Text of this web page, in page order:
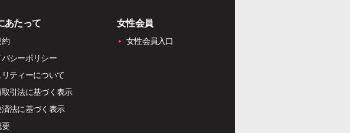
あたって
約
バシーポリシー
リティーについて
引法に基づく表示
済法に基づく表示
要
女性会員
女性会員入口